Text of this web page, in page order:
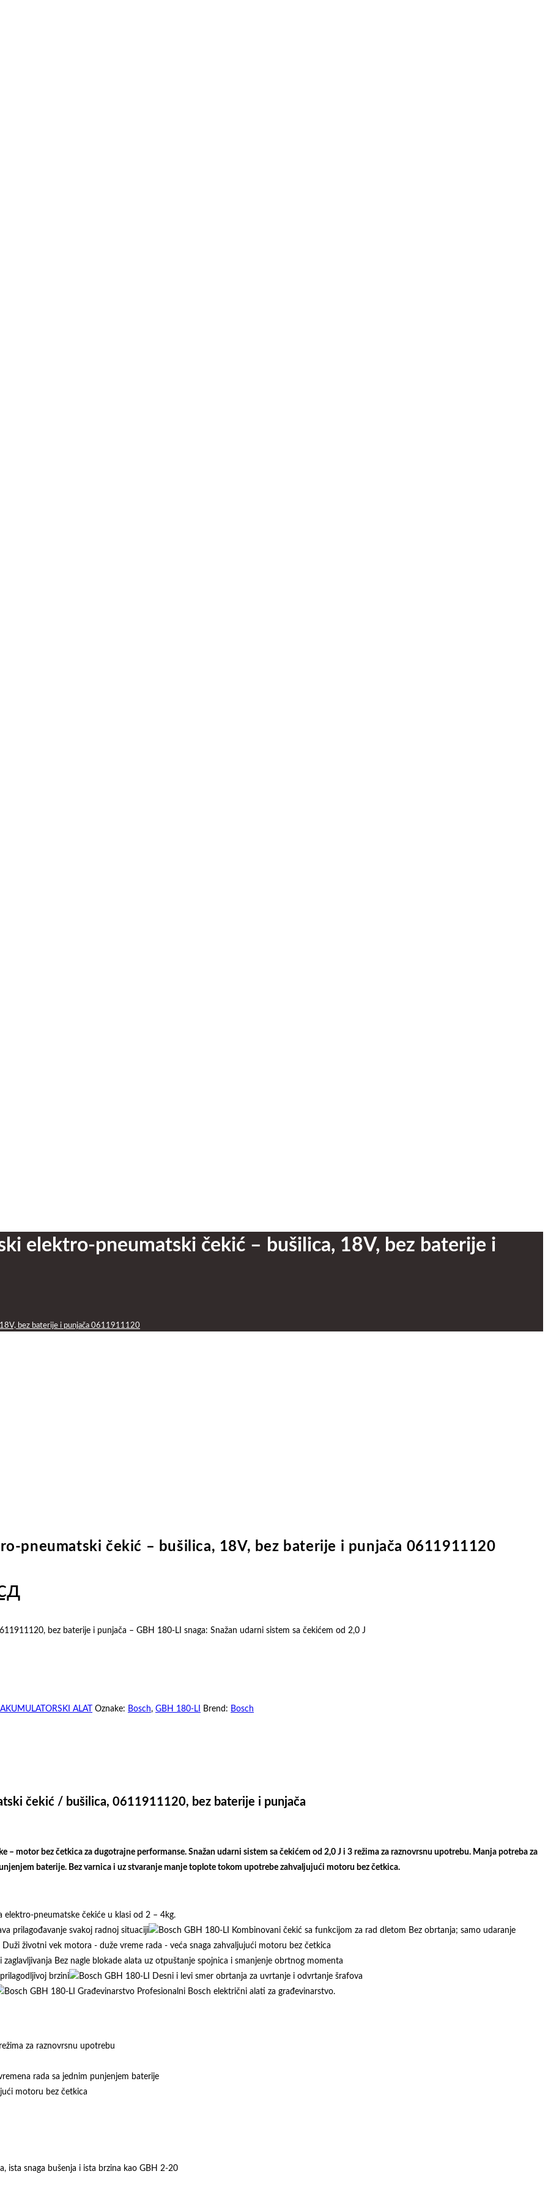
elektro-pneumatski čekić – bušilica, 18V, bez baterije i
bez baterije i punjača 0611911120
pneumatski čekić – bušilica, 18V, bez baterije i punjača 0611911120
Trenutna
je: bez baterije i punjača – GBH 180-LI snaga: Snažan udarni sistem sa čekićem od 2,0 J
AKUMULATORSKI ALAT Oznake: Bosch, GBH 180-LI Brend: Bosch
čekić / bušilica, 0611911120, bez baterije i punjača
motor bez četkica za dugotrajne performanse. Snažan udarni sistem sa čekićem od 2,0 J i 3 režima za raznovrsnu upotrebu. Manja potreba za
baterije. Bez varnica i uz stvaranje manje toplote tokom upotrebe zahvaljujući motoru bez četkica.
za raznovrsnu upotrebu
rada sa jednim punjenjem baterije
motoru bez četkica
ista snaga bušenja i ista brzina kao GBH 2-20